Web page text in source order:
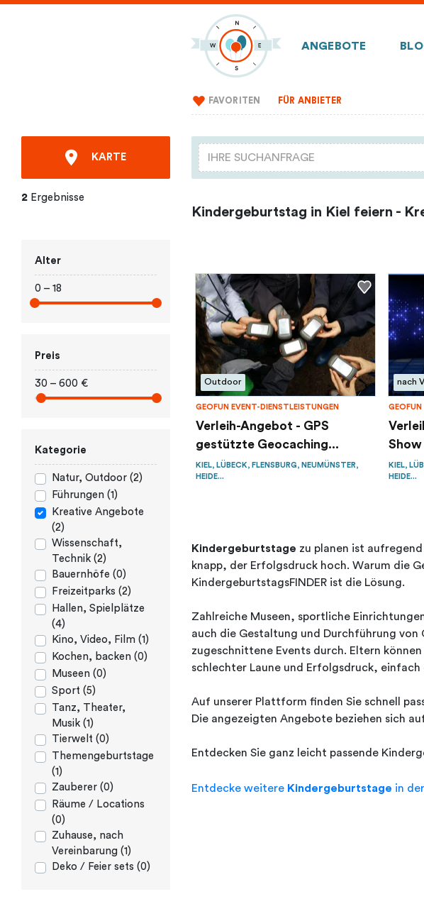
ANGEBOTE
FAVORITEN FÜR ANBIETER
KARTE
2 Ergebnisse
Alter
0 – 18
Preis
30 – 600 €
Kategorie
Natur, Outdoor (2)
Führungen (1)
Kreative Angebote
(2)
Wissenschaft,
Technik (2)
Bauernhöfe (0)
Freizeitparks (2)
Hallen, Spielplätze
(4)
Kino, Video, Film (1)
Kochen, backen (0)
Museen (0)
Sport (5)
Tanz, Theater,
Musik (1)
Tierwelt (0)
Themengeburtstage
(1)
Zauberer (0)
Räume / Locations
(0)
Zuhause, nach
Vereinbarung (1)
Deko / Feier sets (0)
Kindergeburtstag in Kiel feiern -
Outdoor
GEOFUN EVENT-DIENSTLEISTUNGEN
Verleih-Angebot - GPS
gestützte Geocaching...
KIEL, LÜBECK, FLENSBURG, NEUMÜNSTER,
HEIDE...
nach
GEOFUN
KIEL,
HEIDE...
Kindergeburtstage zu planen ist
knapp, der Erfolgsdruck hoch. Warum die
KindergeburtstagsFINDER ist die Lösung.
Zahlreiche Museen, sportliche
auch die Gestaltung und Durchführung
zugeschnittene Events durch. Eltern
schlechter Laune und Erfolgsdruck, einfach
Auf unserer Plattform finden Sie schnell
Die angezeigten Angebote beziehen sich
Entdecken Sie ganz leicht passende
Entdecke weitere Kindergeburtstage in